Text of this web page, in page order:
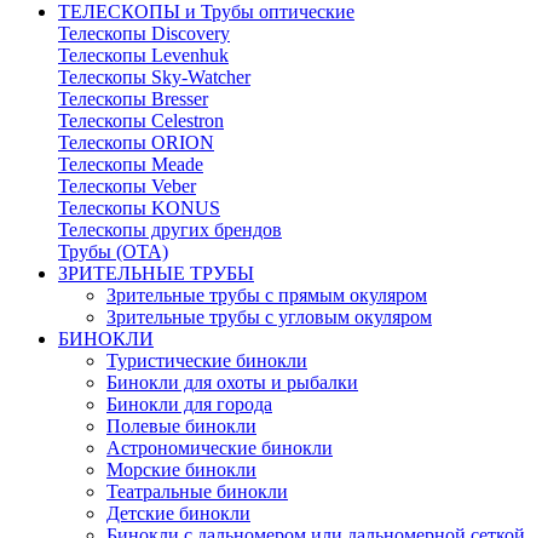
ТЕЛЕСКОПЫ и Трубы оптические
Телескопы Discovery
Телескопы Levenhuk
Телескопы Sky-Watcher
Телескопы Bresser
Телескопы Celestron
Телескопы ORION
Телескопы Meade
Телескопы Veber
Телескопы KONUS
Телескопы других брендов
Трубы (ОТА)
ЗРИТЕЛЬНЫЕ ТРУБЫ
Зрительные трубы с прямым окуляром
Зрительные трубы с угловым окуляром
БИНОКЛИ
Туристические бинокли
Бинокли для охоты и рыбалки
Бинокли для города
Полевые бинокли
Астрономические бинокли
Морские бинокли
Театральные бинокли
Детские бинокли